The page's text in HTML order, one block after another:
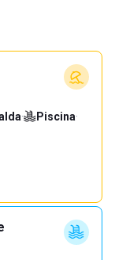
· Piscina·